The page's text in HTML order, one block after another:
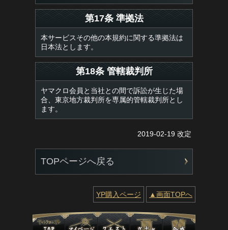
第17条 準拠法
本サービスその他の本規約に関する準拠法は
日本法とします。
第18条 管轄裁判所
ヤマクロ会員と当社との間で訴訟が生じた場
合、東京地方裁判所を専属的管轄裁判所とし
ます。
2019-02-19 改定
TOPページへ戻る
YP購入ページ ▲画面TOPへ